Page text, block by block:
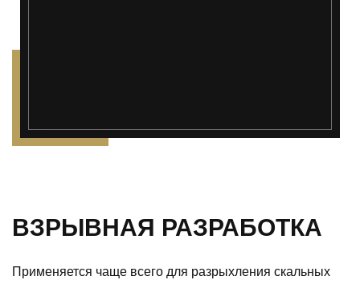
");">
ВЗРЫВНАЯ РАЗРАБОТКА
Применяется чаще всего для разрыхления скальных